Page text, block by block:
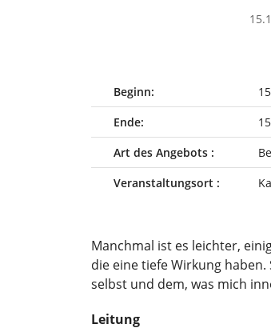
Beginn:
Ende:
Art des Angebots :
Veranstaltungsort :
Manchmal ist es leichter,
die eine tiefe Wirkung
selbst und dem, was mich
Leitung